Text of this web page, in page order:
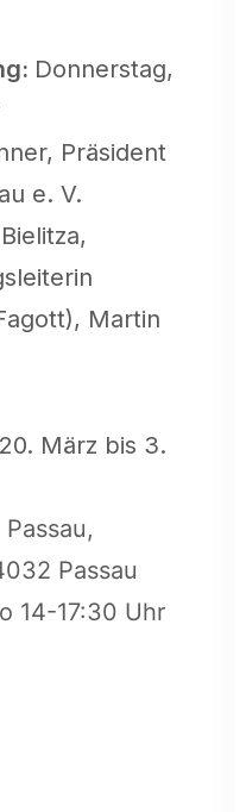
Donnerstag,
Präsident
e. V.
Martin
20. März bis 3.
Passau
14-17:30 Uhr